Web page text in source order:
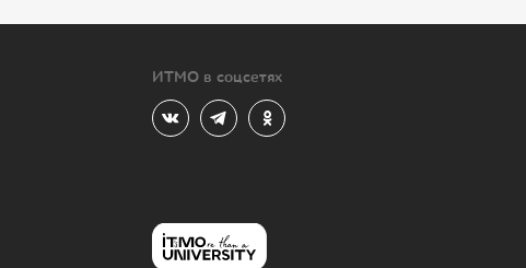
ИТМО в соцсетях